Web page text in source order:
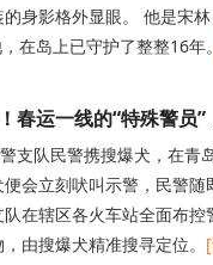
身影格外显眼。 他是宋
在岛上已守护了整整16年。
春运一线的“特殊警员
支队民警携搜爆犬，在
会立刻吠叫示警，民警
在辖区各火车站全面布
由搜爆犬精准搜寻定位。